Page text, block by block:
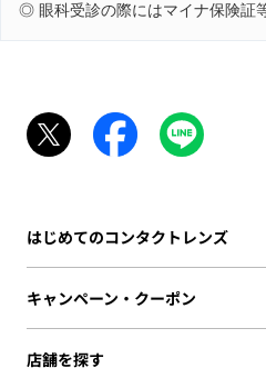
◎ 眼科受診の際にはマイナ保険証
はじめてのコンタクトレンズ
キャンペーン・クーポン
店舗を探す